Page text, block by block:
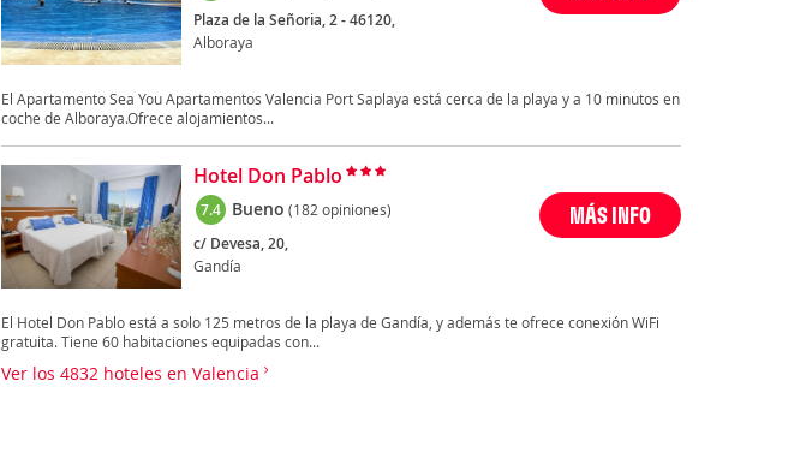
Plaza de la Señoria, 2 - 46120,
Alboraya
El Apartamento Sea You Apartamentos Valencia Port Saplaya está cerca de la playa y a 10 minutos en
coche de Alboraya.Ofrece alojamientos...
Hotel Don Pablo
7.4 Bueno (182 opiniones)
c/ Devesa, 20,
Gandía
MÁS INFO
El Hotel Don Pablo está a solo 125 metros de la playa de Gandía, y además te ofrece conexión WiFi
gratuita. Tiene 60 habitaciones equipadas con...
Ver los 4832 hoteles en Valencia